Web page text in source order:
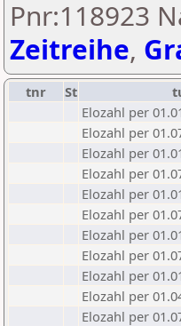
Pnr:118923
Zeitreihe,
tnr St
Elozahl per
Elozahl per
Elozahl per
Elozahl per
Elozahl per
Elozahl per
Elozahl per
Elozahl per
Elozahl per
Elozahl per
Elozahl per